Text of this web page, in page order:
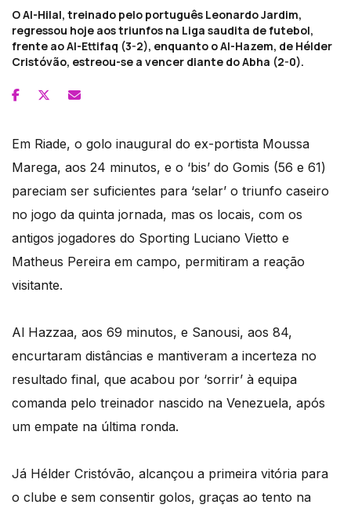
O Al-Hilal, treinado pelo português Leonardo Jardim,
regressou hoje aos triunfos na Liga saudita de futebol,
frente ao Al-Ettifaq (3-2), enquanto o Al-Hazem, de Hélder
Cristóvão, estreou-se a vencer diante do Abha (2-0).
Em Riade, o golo inaugural do ex-portista Moussa
Marega, aos 24 minutos, e o ‘bis’ do Gomis (56 e 61)
pareciam ser suficientes para ‘selar’ o triunfo caseiro
no jogo da quinta jornada, mas os locais, com os
antigos jogadores do Sporting Luciano Vietto e
Matheus Pereira em campo, permitiram a reação
visitante.
Al Hazzaa, aos 69 minutos, e Sanousi, aos 84,
encurtaram distâncias e mantiveram a incerteza no
resultado final, que acabou por ‘sorrir’ à equipa
comanda pelo treinador nascido na Venezuela, após
um empate na última ronda.
Já Hélder Cristóvão, alcançou a primeira vitória para
o clube e sem consentir golos, graças ao tento na